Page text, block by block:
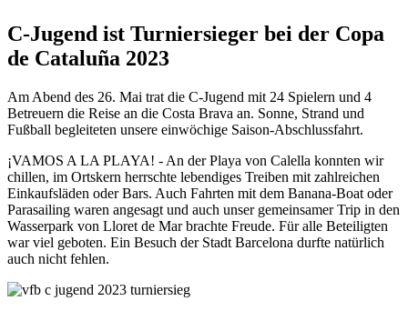
C-Jugend ist Turniersieger bei der Copa
de Cataluña 2023
Am Abend des 26. Mai trat die C-Jugend mit 24 Spielern und 4
Betreuern die Reise an die Costa Brava an. Sonne, Strand und
Fußball begleiteten unsere einwöchige Saison-Abschlussfahrt.
¡VAMOS A LA PLAYA! - An der Playa von Calella konnten wir
chillen, im Ortskern herrschte lebendiges Treiben mit zahlreichen
Einkaufsläden oder Bars. Auch Fahrten mit dem Banana-Boat oder
Parasailing waren angesagt und auch unser gemeinsamer Trip in den
Wasserpark von Lloret de Mar brachte Freude. Für alle Beteiligten
war viel geboten. Ein Besuch der Stadt Barcelona durfte natürlich
auch nicht fehlen.